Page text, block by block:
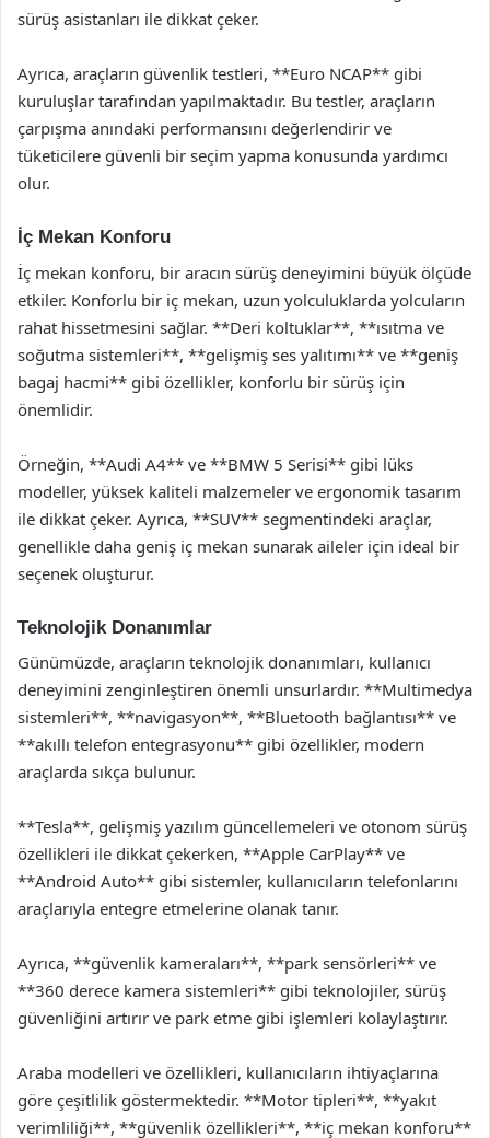
sürüş asistanları ile dikkat çeker.
Ayrıca, araçların güvenlik testleri, **Euro NCAP** gibi
kuruluşlar tarafından yapılmaktadır. Bu testler, araçların
çarpışma anındaki performansını değerlendirir ve
tüketicilere güvenli bir seçim yapma konusunda yardımcı
olur.
İç Mekan Konforu
İç mekan konforu, bir aracın sürüş deneyimini büyük ölçüde
etkiler. Konforlu bir iç mekan, uzun yolculuklarda yolcuların
rahat hissetmesini sağlar. **Deri koltuklar**, **ısıtma ve
soğutma sistemleri**, **gelişmiş ses yalıtımı** ve **geniş
bagaj hacmi** gibi özellikler, konforlu bir sürüş için
önemlidir.
Örneğin, **Audi A4** ve **BMW 5 Serisi** gibi lüks
modeller, yüksek kaliteli malzemeler ve ergonomik tasarım
ile dikkat çeker. Ayrıca, **SUV** segmentindeki araçlar,
genellikle daha geniş iç mekan sunarak aileler için ideal bir
seçenek oluşturur.
Teknolojik Donanımlar
Günümüzde, araçların teknolojik donanımları, kullanıcı
deneyimini zenginleştiren önemli unsurlardır. **Multimedya
sistemleri**, **navigasyon**, **Bluetooth bağlantısı** ve
**akıllı telefon entegrasyonu** gibi özellikler, modern
araçlarda sıkça bulunur.
**Tesla**, gelişmiş yazılım güncellemeleri ve otonom sürüş
özellikleri ile dikkat çekerken, **Apple CarPlay** ve
**Android Auto** gibi sistemler, kullanıcıların telefonlarını
araçlarıyla entegre etmelerine olanak tanır.
Ayrıca, **güvenlik kameraları**, **park sensörleri** ve
**360 derece kamera sistemleri** gibi teknolojiler, sürüş
güvenliğini artırır ve park etme gibi işlemleri kolaylaştırır.
Araba modelleri ve özellikleri, kullanıcıların ihtiyaçlarına
göre çeşitlilik göstermektedir. **Motor tipleri**, **yakıt
verimliliği**, **güvenlik özellikleri**, **iç mekan konforu**